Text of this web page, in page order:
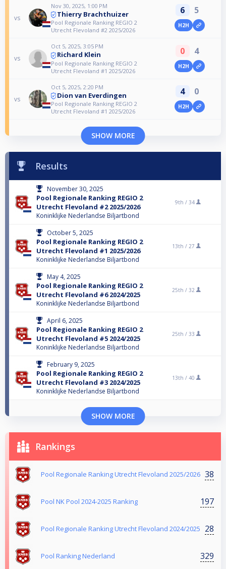
vs
Nov 30, 2025, 1:00 PM
Thierry Brachthuizer
Pool Regionale Ranking REGIO 2
Utrecht Flevoland #2 2025/2026
6 5
H2H
vs
Oct 5, 2025, 3:05 PM
Richard Klein
Pool Regionale Ranking REGIO 2
Utrecht Flevoland #1 2025/2026
0 4
H2H
vs
Oct 5, 2025, 2:20 PM
Dion van Everdingen
Pool Regionale Ranking REGIO 2
Utrecht Flevoland #1 2025/2026
4 0
H2H
SHOW MORE
Results
November 30, 2025
Pool Regionale Ranking REGIO 2
Utrecht Flevoland #2 2025/2026
Koninklijke Nederlandse Biljartbond
9th / 34
October 5, 2025
Pool Regionale Ranking REGIO 2
Utrecht Flevoland #1 2025/2026
Koninklijke Nederlandse Biljartbond
13th / 27
May 4, 2025
Pool Regionale Ranking REGIO 2
Utrecht Flevoland #6 2024/2025
Koninklijke Nederlandse Biljartbond
25th / 32
April 6, 2025
Pool Regionale Ranking REGIO 2
Utrecht Flevoland #5 2024/2025
Koninklijke Nederlandse Biljartbond
25th / 33
February 9, 2025
Pool Regionale Ranking REGIO 2
Utrecht Flevoland #3 2024/2025
Koninklijke Nederlandse Biljartbond
13th / 40
SHOW MORE
Rankings
Pool Regionale Ranking Utrecht Flevoland 2025/2026 38
Pool NK Pool 2024-2025 Ranking 197
Pool Regionale Ranking Utrecht Flevoland 2024/2025 28
Pool Ranking Nederland 329